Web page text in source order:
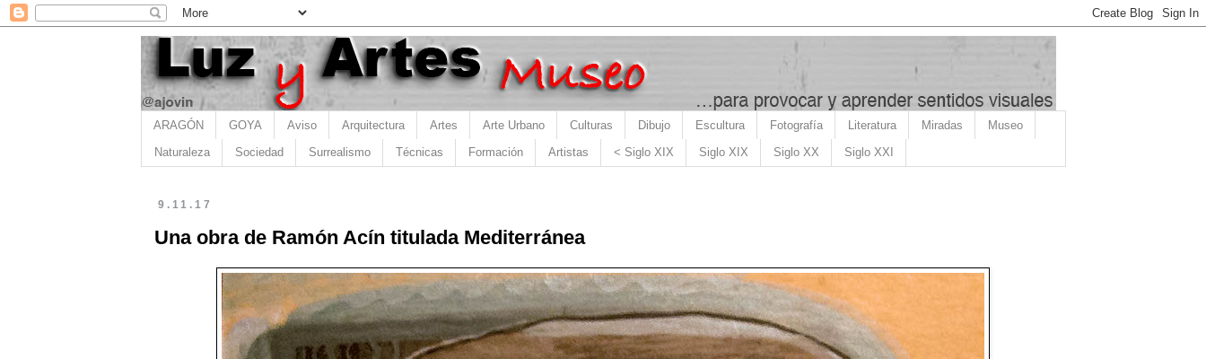
ARAGÓN GOYA Aviso Arquitectura Artes Arte Urbano Culturas Dibujo Escultura Fotografía Literatura Miradas Museo
Naturaleza Sociedad Surrealismo Técnicas Formación Artistas < Siglo XIX Siglo XIX Siglo XX Siglo XXI
9.11.17
Una obra de Ramón Acín titulada Mediterránea